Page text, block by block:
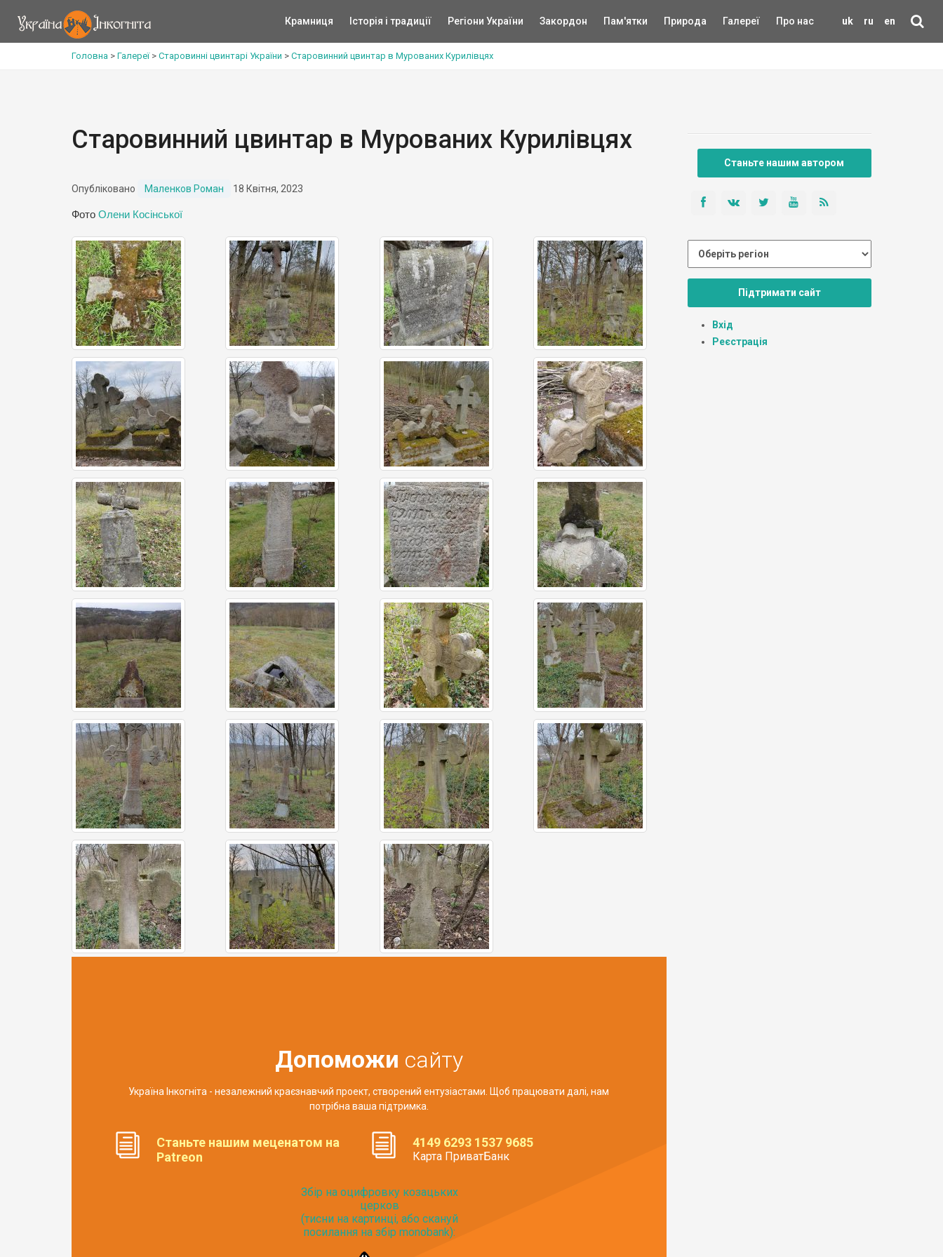
uk ru en
Крамниця Історія і традиції Регіони України Закордон Пам'ятки Природа Галереї Про нас
Головна > Галереї> Старовинні цвинтарі України > Старовинний цвинтар в Мурованих Курилівцях
Старовинний цвинтар в Мурованих Курилівцях
Опубліковано Маленков Роман 18 Квітня, 2023
Фото Олени Косінської
Допоможи сайту
Україна Інкогніта - незалежний краєзнавчий проект, створений ентузіастами. Щоб працювати далі, нам
потрібна ваша підтримка.
Станьте нашим меценатом на
Patreon
4149 6293 1537 9685
Карта ПриватБанк
Збір на оцифровку козацьких
церков
(тисни на картинці, або скануй
посилання на збір monobank):
Станьте нашим автором
Підтримати сайт
Вхід
Реєстрація